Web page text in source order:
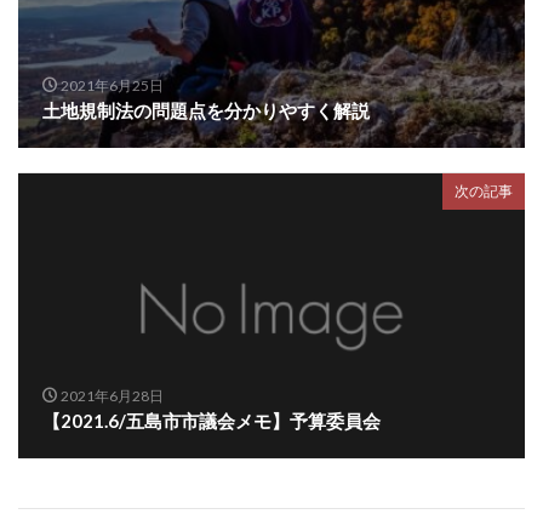
2021年6月25日
土地規制法の問題点を分かりやすく解説
次の記事
2021年6月28日
【2021.6/五島市市議会メモ】予算委員会